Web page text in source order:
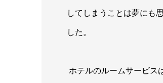
してしまうことは夢にも
した。
ホテルのルームサービス